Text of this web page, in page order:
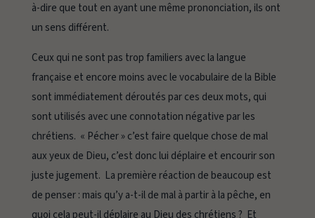
à-dire que tout en ayant une même prononciation, ils ont
un sens différent.
Ceux qui ne sont pas trop familiers avec la langue
française et encore moins avec le vocabulaire de la Bible
sont immédiatement déroutés par ces deux mots, qui
sont utilisés avec une connotation négative par les
chrétiens. « Pécher » c’est faire quelque chose de mal
aux yeux de Dieu, c’est donc lui déplaire et encourir son
juste jugement. La première réaction de beaucoup est
de penser : mais qu’y a-t-il de mal à partir à la pêche, en